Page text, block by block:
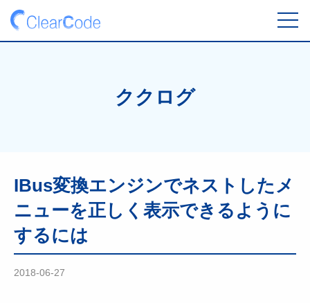
ククログ
IBus変換エンジンでネストしたメ
ニューを正しく表示できるように
するには
2018-06-27